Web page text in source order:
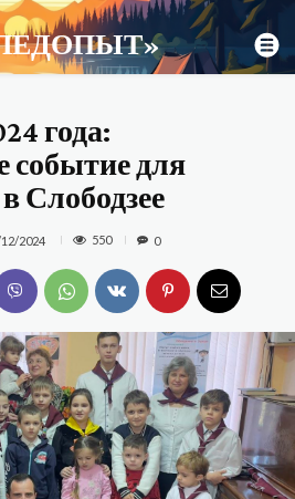
года:
событие для
Слободзее
2024 550 0